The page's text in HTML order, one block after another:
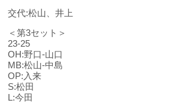
交代:松山、井上
＜第3セット＞
23-25
OH:野口-山口
MB:松山-中島
OP:入来
S:松田
L:今田